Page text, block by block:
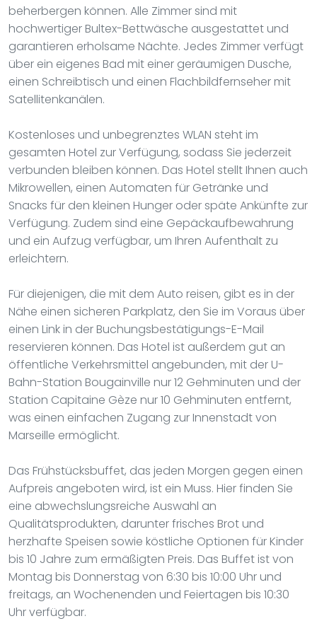
beherbergen können. Alle Zimmer sind mit
hochwertiger Bultex-Bettwäsche ausgestattet und
garantieren erholsame Nächte. Jedes Zimmer verfügt
über ein eigenes Bad mit einer geräumigen Dusche,
einen Schreibtisch und einen Flachbildfernseher mit
Satellitenkanälen.
Kostenloses und unbegrenztes WLAN steht im
gesamten Hotel zur Verfügung, sodass Sie jederzeit
verbunden bleiben können. Das Hotel stellt Ihnen auch
Mikrowellen, einen Automaten für Getränke und
Snacks für den kleinen Hunger oder späte Ankünfte zur
Verfügung. Zudem sind eine Gepäckaufbewahrung
und ein Aufzug verfügbar, um Ihren Aufenthalt zu
erleichtern.
Für diejenigen, die mit dem Auto reisen, gibt es in der
Nähe einen sicheren Parkplatz, den Sie im Voraus über
einen Link in der Buchungsbestätigungs-E-Mail
reservieren können. Das Hotel ist außerdem gut an
öffentliche Verkehrsmittel angebunden, mit der U-
Bahn-Station Bougainville nur 12 Gehminuten und der
Station Capitaine Gèze nur 10 Gehminuten entfernt,
was einen einfachen Zugang zur Innenstadt von
Marseille ermöglicht.
Das Frühstücksbuffet, das jeden Morgen gegen einen
Aufpreis angeboten wird, ist ein Muss. Hier finden Sie
eine abwechslungsreiche Auswahl an
Qualitätsprodukten, darunter frisches Brot und
herzhafte Speisen sowie köstliche Optionen für Kinder
bis 10 Jahre zum ermäßigten Preis. Das Buffet ist von
Montag bis Donnerstag von 6:30 bis 10:00 Uhr und
freitags, an Wochenenden und Feiertagen bis 10:30
Uhr verfügbar.